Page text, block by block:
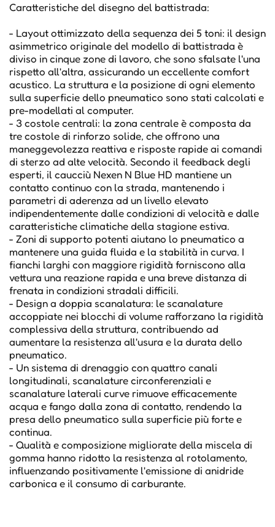
Caratteristiche del disegno del battistrada:
- Layout ottimizzato della sequenza dei 5 toni: il design
asimmetrico originale del modello di battistrada è
diviso in cinque zone di lavoro, che sono sfalsate l'una
rispetto all'altra, assicurando un eccellente comfort
acustico. La struttura e la posizione di ogni elemento
sulla superficie dello pneumatico sono stati calcolati e
pre-modellati al computer.
- 3 costole centrali: la zona centrale è composta da
tre costole di rinforzo solide, che offrono una
maneggevolezza reattiva e risposte rapide ai comandi
di sterzo ad alte velocità. Secondo il feedback degli
esperti, il caucciù Nexen N Blue HD mantiene un
contatto continuo con la strada, mantenendo i
parametri di aderenza ad un livello elevato
indipendentemente dalle condizioni di velocità e dalle
caratteristiche climatiche della stagione estiva.
- Zoni di supporto potenti aiutano lo pneumatico a
mantenere una guida fluida e la stabilità in curva. I
fianchi larghi con maggiore rigidità forniscono alla
vettura una reazione rapida e una breve distanza di
frenata in condizioni stradali difficili.
- Design a doppia scanalatura: le scanalature
accoppiate nei blocchi di volume rafforzano la rigidità
complessiva della struttura, contribuendo ad
aumentare la resistenza all'usura e la durata dello
pneumatico.
- Un sistema di drenaggio con quattro canali
longitudinali, scanalature circonferenziali e
scanalature laterali curve rimuove efficacemente
acqua e fango dalla zona di contatto, rendendo la
presa dello pneumatico sulla superficie più forte e
continua.
- Qualità e composizione migliorate della miscela di
gomma hanno ridotto la resistenza al rotolamento,
influenzando positivamente l'emissione di anidride
carbonica e il consumo di carburante.